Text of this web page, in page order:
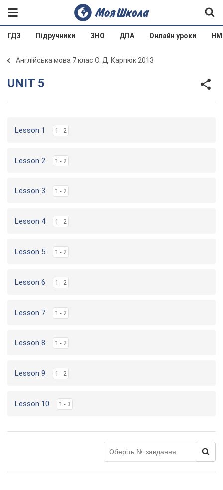
ГДЗ Підручники ЗНО ДПА Онлайн уроки
Англійська мова 7 клас О. Д. Карпюк 2013
UNIT 5
Lesson 1 1 - 2
Lesson 2 1 - 2
Lesson 3 1 - 2
Lesson 4 1 - 2
Lesson 5 1 - 2
Lesson 6 1 - 2
Lesson 7 1 - 2
Lesson 8 1 - 2
Lesson 9 1 - 2
Lesson 10 1 - 3